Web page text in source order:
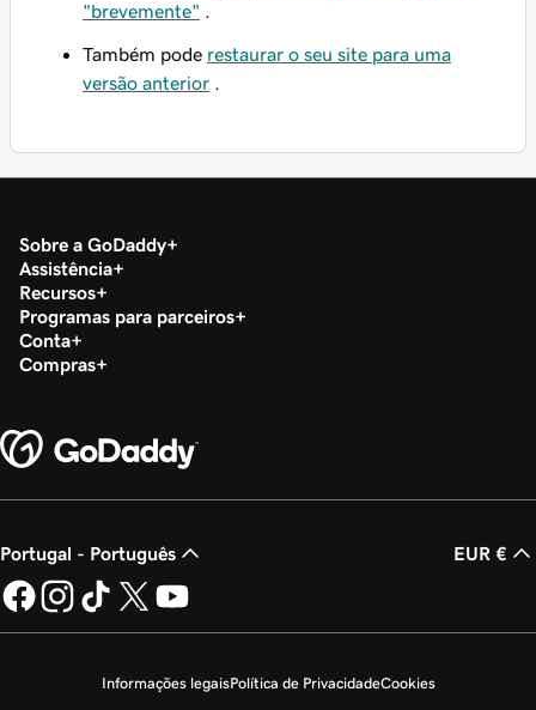
"brevemente"
Também pode restaurar o seu site para uma
versão anterior
Sobre a GoDaddy
Assistência
Recursos
Programas para parceiros
Conta
Compras
Portugal - Português EUR €
Informações legaisPolítica de PrivacidadeCookies